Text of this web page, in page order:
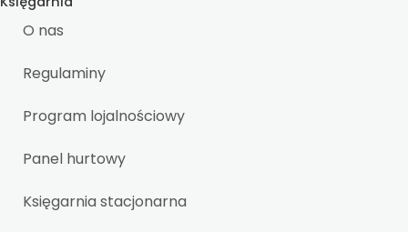
O nas
Regulaminy
Program lojalnościowy
Panel hurtowy
Księgarnia stacjonarna